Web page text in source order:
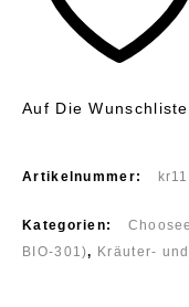
Auf Die Wunschliste
Artikelnummer: kr11
Kategorien:
BIO-301), Kräuter-